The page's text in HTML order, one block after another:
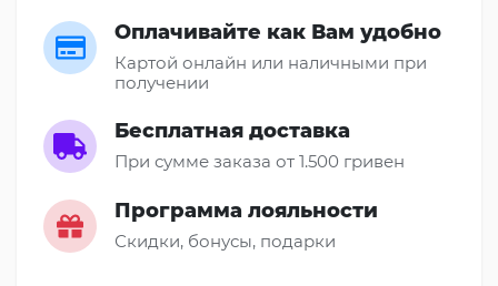
Оплачивайте как Вам удобно
Картой онлайн или наличными при
получении
Бесплатная доставка
При сумме заказа от 1.500 гривен
Программа лояльности
Скидки, бонусы, подарки